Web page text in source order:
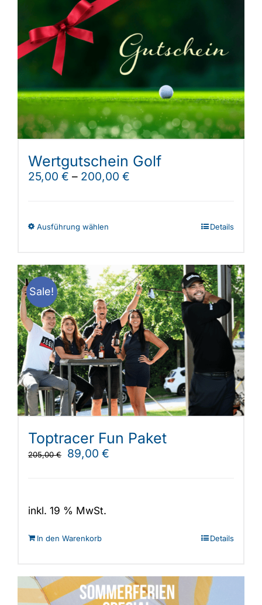
Wertgutschein Golf
25,00 € – 200,00 €
Ausführung wählen
mehrere
Varianten
auf.
Die
Optionen
können
auf
der
Produktseite
gewählt
Details
Sale!
Toptracer Fun Paket
205,00€
Ursprünglicher
89,00 €
inkl. 19 % MwSt.
In den Warenkorb Details